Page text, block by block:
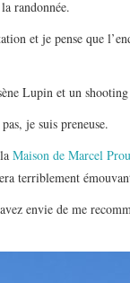
randonnée.
et je pense que
Lupin et un
je suis preneuse.
Maison de Marcel
terriblement
envie de me